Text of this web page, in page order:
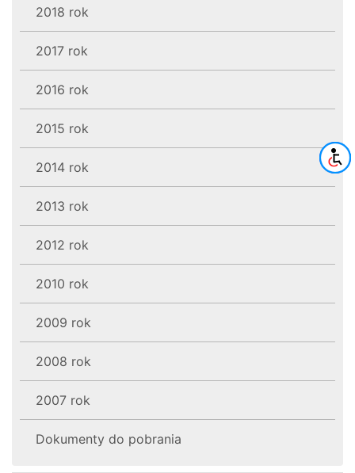
2018 rok
2017 rok
2016 rok
2015 rok
2014 rok
2013 rok
2012 rok
2010 rok
2009 rok
2008 rok
2007 rok
Dokumenty do pobrania